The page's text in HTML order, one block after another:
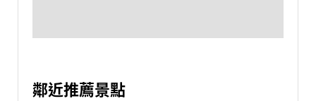
鄰近推薦景點